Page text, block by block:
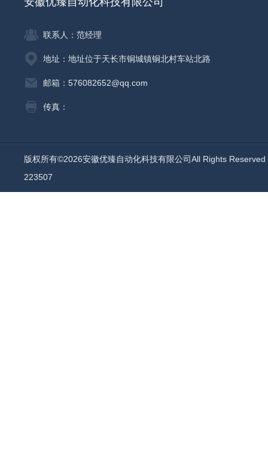
联系人：范经理
地址：地址位于天长市铜城镇铜北村车站北路
邮箱：576082652@qq.com
传真：
版权所有©2026安徽优臻自动化科技有限公司All Rights
223507